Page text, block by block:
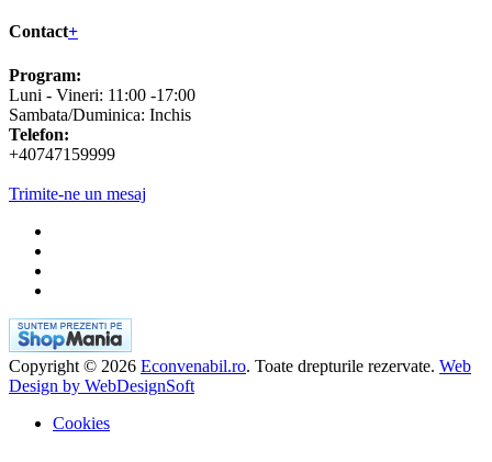
Contact+
Program:
Luni - Vineri: 11:00 -17:00
Sambata/Duminica: Inchis
+40747159999
Trimite-ne un mesaj
Design by WebDesignSoft